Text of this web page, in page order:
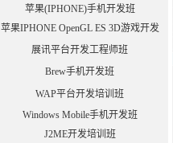
苹果(IPHONE)手机开发班
苹果IPHONE OpenGL ES 3D游戏开发
展讯平台开发工程师班
Brew手机开发班
WAP平台开发培训班
Windows Mobile手机开发班
J2ME开发培训班